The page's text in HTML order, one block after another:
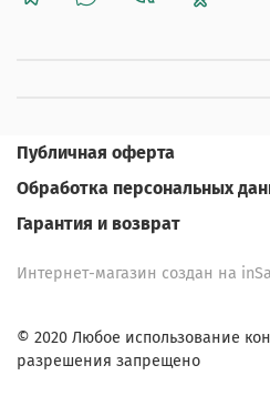
Публичная оферта
Обработка персональных
Гарантия и возврат
Интернет-магазин создан на
© 2020 Любое использование
разрешения запрещено